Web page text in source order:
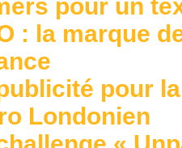
pour un
: la marque
pour
Londonien